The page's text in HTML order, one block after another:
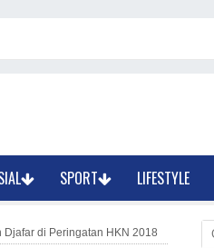
SPORT LIFESTYLE
di Peringatan HKN 2018